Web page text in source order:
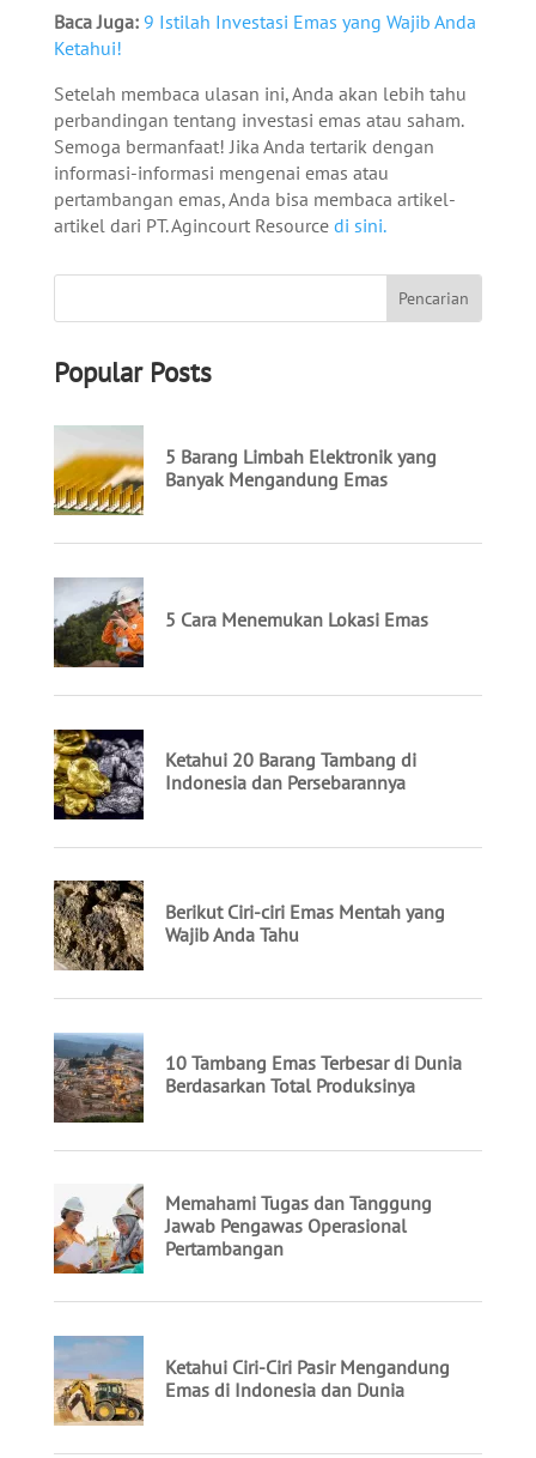
Baca Juga: 9 Istilah Investasi Emas yang Wajib Anda
Ketahui!
Setelah membaca ulasan ini, Anda akan lebih tahu
perbandingan tentang investasi emas atau saham.
Semoga bermanfaat! Jika Anda tertarik dengan
informasi-informasi mengenai emas atau
pertambangan emas, Anda bisa membaca artikel-
artikel dari PT. Agincourt Resource di sini.
Popular Posts